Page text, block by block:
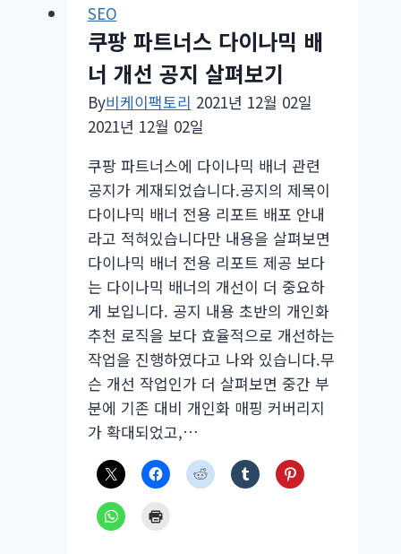
글
색
인
오
류
SEO
쿠팡 파트너스 다이나믹 배
너 개선 공지 살펴보기
By비케이팩토리 2021년 12월 02일
2021년 12월 02일
쿠팡 파트너스에 다이나믹 배너 관련
공지가 게재되었습니다.공지의 제목이
다이나믹 배너 전용 리포트 배포 안내
라고 적혀있습니다만 내용을 살펴보면
다이나믹 배너 전용 리포트 제공 보다
는 다이나믹 배너의 개선이 더 중요하
게 보입니다. 공지 내용 초반의 개인화
추천 로직을 보다 효율적으로 개선하는
작업을 진행하였다고 나와 있습니다.무
슨 개선 작업인가 더 살펴보면 중간 부
분에 기존 대비 개인화 매핑 커버리지
가 확대되었고,…